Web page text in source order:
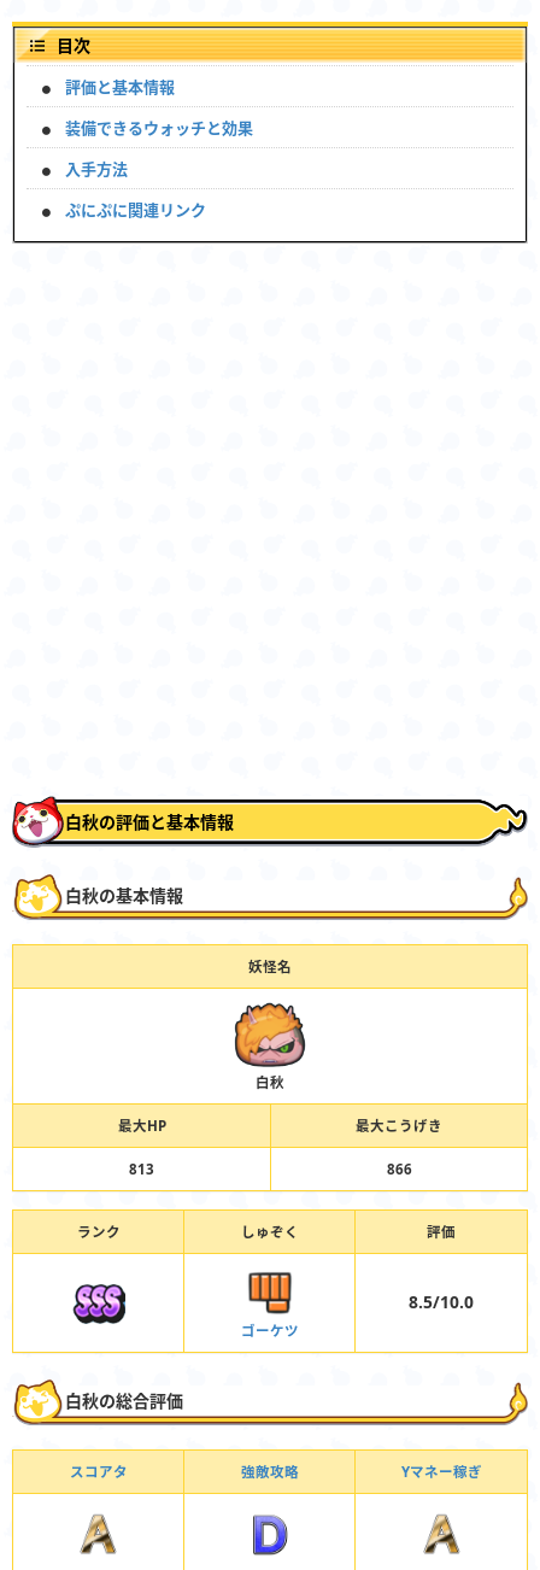
目次
評価と基本情報
装備できるウォッチと効果
入手方法
ぷにぷに関連リンク
白秋の評価と基本情報
白秋の基本情報
妖怪名
白秋
最大HP 最大こうげき
813 866
ランク しゅぞく 評価
ゴーケツ
8.5/10.0
白秋の総合評価
スコアタ 強敵攻略 Yマネー稼ぎ